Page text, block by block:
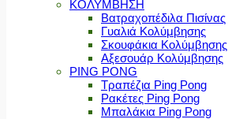
ΚΟΛΥΜΒΗΣΗ
Βατραχοπέδιλα Πισίνας
Γυαλιά Κολύμβησης
Σκουφάκια Κολύμβησης
Αξεσουάρ Κολύμβησης
PING PONG
Τραπέζια Ping Pong
Ρακέτες Ping Pong
Μπαλάκια Ping Pong